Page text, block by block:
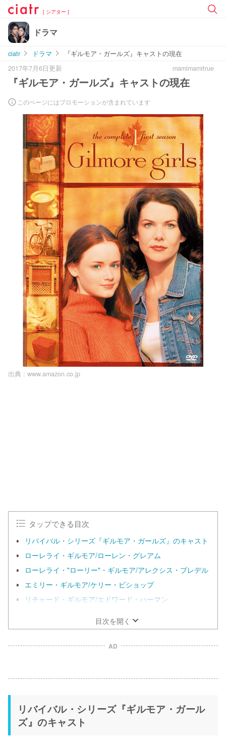
[ シアター ]
ドラマ
ciatr ドラマ
『ギルモア・ガールズ』キャストの現在
2017年7月6日更新
mamimamitrue
『ギルモア・ガールズ』キャストの現在
このページにはプロモーションが含まれています
出典 : www.amazon.co.jp
タップできる目次
リバイバル・シリーズ『ギルモア・ガールズ』のキャスト
ローレライ・ギルモア/ローレン・グレアム
ローレライ・"ローリー"・ギルモア/アレクシス・ブレデル
エミリー・ギルモア/ケリー・ビショップ
リチャード・ギルモア/エドワード・ハーマン
目次を開く
AD
リバイバル・シリーズ『ギルモア・ガール
ズ』のキャスト